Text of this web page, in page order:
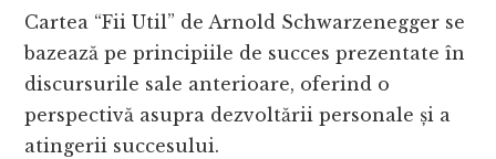
Cartea “Fii Util” de Arnold Schwarzenegger se
bazează pe principiile de succes prezentate în
discursurile sale anterioare, oferind o
perspectivă asupra dezvoltării personale și a
atingerii succesului.